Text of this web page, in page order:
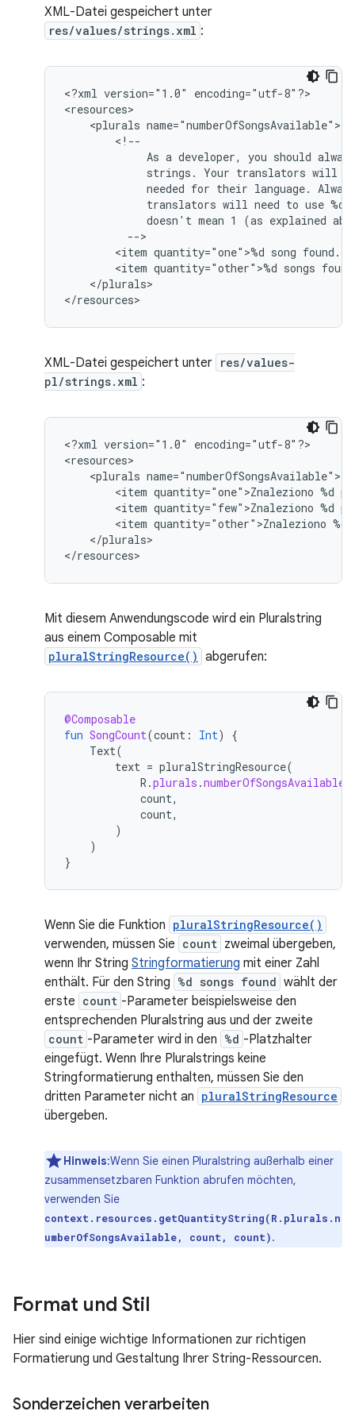
XML-Datei gespeichert unter
res/values/strings.xml :
<?xml version="1.0"
encoding="utf-8"?>
<plurals
As a developer, you should always
strings.
Your translators will
needed for their language. Always
translators will need to use %d
doesn't mean 1 (as explained
<item quantity="one">%d song
<item quantity="other">%d songs
</plurals>
</resources>
XML-Datei gespeichert unter res/values-
pl/strings.xml :
<?xml version="1.0"
encoding="utf-8"?>
<plurals
<item quantity="one">Znaleziono %d
<item quantity="few">Znaleziono %d
<item quantity="other">Znaleziono %d
</plurals>
</resources>
Mit diesem Anwendungscode wird ein Pluralstring
aus einem Composable mit
pluralStringResource() abgerufen:
@Composable
fun SongCount(count : Int)
{
Text(
text = pluralStringResource(
R .plurals .numberOfSongsAvailable
count,
count,
)
)
}
Wenn Sie die Funktion pluralStringResource()
verwenden, müssen Sie count zweimal übergeben,
wenn Ihr String Stringformatierung mit einer Zahl
enthält. Für den String %d songs found wählt der
erste count -Parameter beispielsweise den
entsprechenden Pluralstring aus und der zweite
count -Parameter wird in den %d -Platzhalter
eingefügt. Wenn Ihre Pluralstrings keine
Stringformatierung enthalten, müssen Sie den
dritten Parameter nicht an pluralStringResource
übergeben.
Hinweis:Wenn Sie einen Pluralstring außerhalb einer
zusammensetzbaren Funktion abrufen möchten,
verwenden Sie
context.resources.getQuantityString(R.plurals.n
umberOfSongsAvailable, count, count).
Format und Stil
Hier sind einige wichtige Informationen zur richtigen
Formatierung und Gestaltung Ihrer String-Ressourcen.
Sonderzeichen verarbeiten